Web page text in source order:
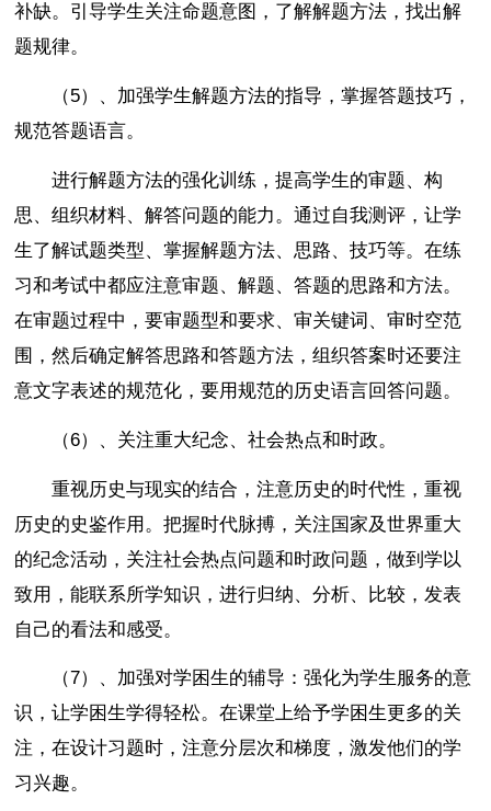
补缺。引导学生关注命题意图，了解解题方法，找出解
题规律。
（5）、加强学生解题方法的指导，掌握答题技巧，
规范答题语言。
进行解题方法的强化训练，提高学生的审题、构
思、组织材料、解答问题的能力。通过自我测评，让学
生了解试题类型、掌握解题方法、思路、技巧等。在练
习和考试中都应注意审题、解题、答题的思路和方法。
在审题过程中，要审题型和要求、审关键词、审时空范
围，然后确定解答思路和答题方法，组织答案时还要注
意文字表述的规范化，要用规范的历史语言回答问题。
（6）、关注重大纪念、社会热点和时政。
重视历史与现实的结合，注意历史的时代性，重视
历史的史鉴作用。把握时代脉搏，关注国家及世界重大
的纪念活动，关注社会热点问题和时政问题，做到学以
致用，能联系所学知识，进行归纳、分析、比较，发表
自己的看法和感受。
（7）、加强对学困生的辅导：强化为学生服务的意
识，让学困生学得轻松。在课堂上给予学困生更多的关
注，在设计习题时，注意分层次和梯度，激发他们的学
习兴趣。